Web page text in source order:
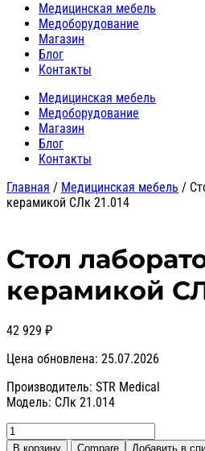
Медицинская мебель
Медоборудование
Магазин
Блог
Контакты
Медицинская мебель
Медоборудование
Магазин
Блог
Контакты
Главная / Медицинская мебель /
керамикой СЛк 21.014
Стол
керамикой
42 929 ₽
Цена обновлена: 25.07.2026
Производитель: STR Medical
Модель: СЛк 21.014
Количество
товара
В корзину Compare Добавить в